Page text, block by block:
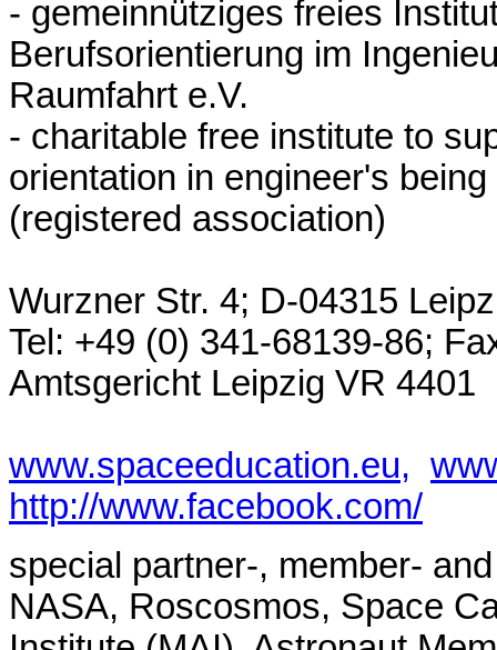
- gemeinnütziges freies
Berufsorientierung im
Raumfahrt e.V.
- charitable free institute to
orientation in engineer's
(registered association)
Wurzner Str. 4; D-04315
Tel: +49 (0) 341-68139-86;
Amtsgericht Leipzig VR 4401
www.spaceeducation.eu,
http://www.facebook.com/
special partner-, member-
NASA, Roscosmos, Space